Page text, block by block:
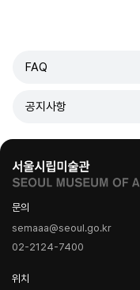
FAQ
공지사항
문의
semaaa@seoul.go.kr
02-2124-7400
위치